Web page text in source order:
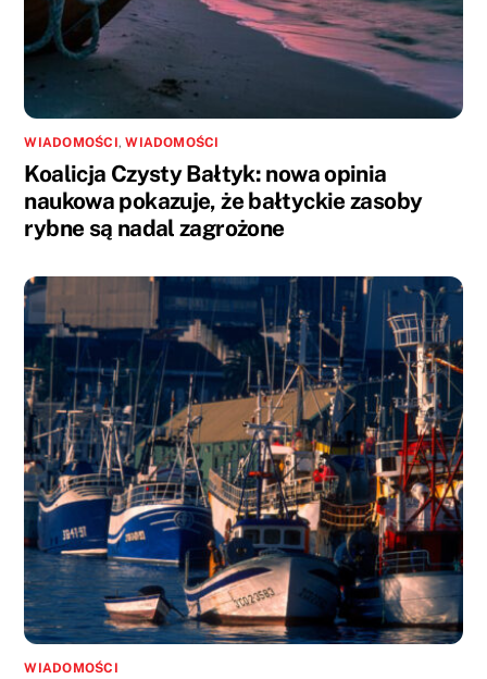
WIADOMOŚCI,WIADOMOŚCI
Koalicja Czysty Bałtyk: nowa opinia
naukowa pokazuje, że bałtyckie zasoby
rybne są nadal zagrożone
WIADOMOŚCI